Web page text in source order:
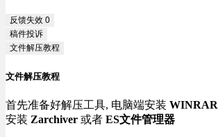
反馈失效 0
稿件投诉
文件解压教程
文件解压教程
首先准备好解压工具, 电脑端安装 WINRAR
安装 Zarchiver 或者 ES文件管理器